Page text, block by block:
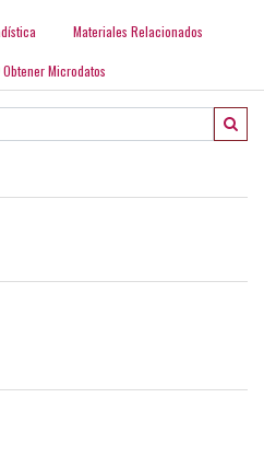
Materiales Relacionados
Obtener Microdatos